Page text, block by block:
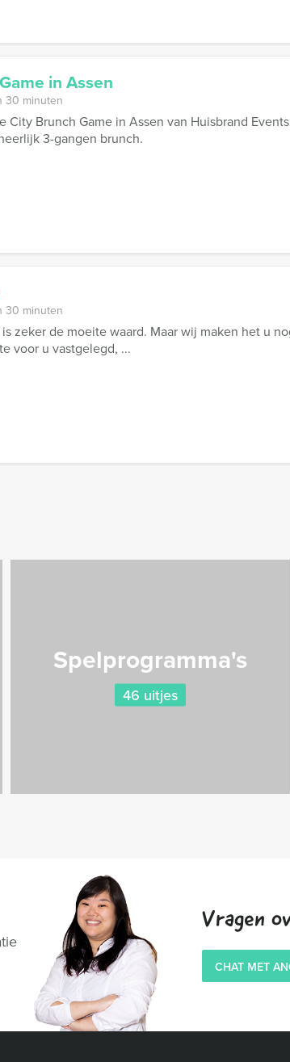
in Assen
30 minuten
City Brunch Game in Assen van Huisbrand
3-gangen brunch.
30 minuten
zeker de moeite waard. Maar wij maken het u
voor u vastgelegd, ...
Spelprogramma's
46 uitjes
Vragen
CHAT MET